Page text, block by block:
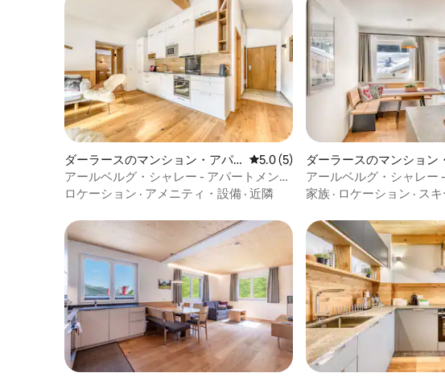
ダーラースのマンション・アパ
ート
レビュー5件、5つ星中5.0つ星の平
5.0 (5)
アールベルグ・シャレー - アパートメン
ト・アルペンビック
ロケーション · アメニティ・設備 · 近隣
ダーラースのマンション
ート
アールベルグ・シャレー
ト・アルニカ
家族 · ロケーション · スキ